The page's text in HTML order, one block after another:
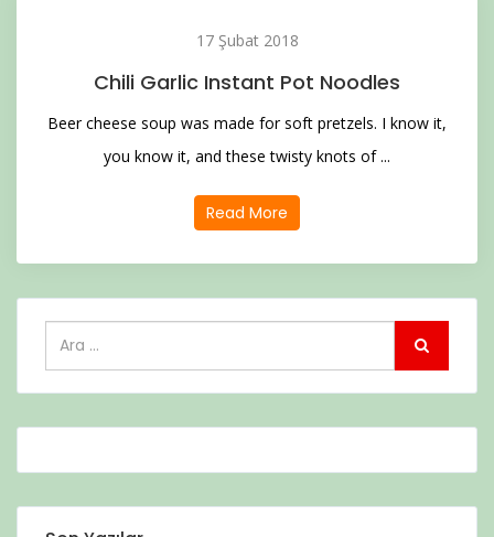
17 Şubat 2018
Chili Garlic Instant Pot Noodles
Beer cheese soup was made for soft pretzels. I know it,
you know it, and these twisty knots of ...
Read More